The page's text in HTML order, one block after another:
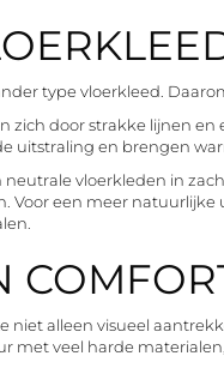
type vloerkleed.
zich door strakke lijnen
uitstraling en brengen
vloerkleden in
Voor een meer
niet alleen visueel
met veel harde